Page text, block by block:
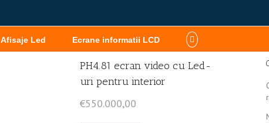
Afisaje Led Ecrane informatii LCD
PH4.81 ecran video cu Led-
uri pentru interior
€550.000,00